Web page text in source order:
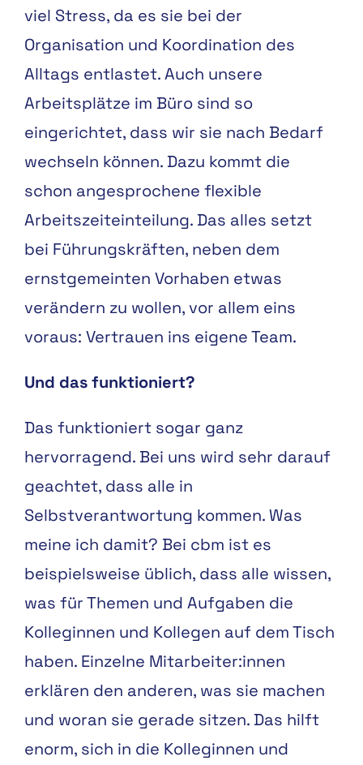
viel Stress, da es sie bei der
Organisation und Koordination des
Alltags entlastet. Auch unsere
Arbeitsplätze im Büro sind so
eingerichtet, dass wir sie nach Bedarf
wechseln können. Dazu kommt die
schon angesprochene flexible
Arbeitszeiteinteilung. Das alles setzt
bei Führungskräften, neben dem
ernstgemeinten Vorhaben etwas
verändern zu wollen, vor allem eins
voraus: Vertrauen ins eigene Team.
Und das funktioniert?
Das funktioniert sogar ganz
hervorragend. Bei uns wird sehr darauf
geachtet, dass alle in
Selbstverantwortung kommen. Was
meine ich damit? Bei cbm ist es
beispielsweise üblich, dass alle wissen,
was für Themen und Aufgaben die
Kolleginnen und Kollegen auf dem Tisch
haben. Einzelne Mitarbeiter:innen
erklären den anderen, was sie machen
und woran sie gerade sitzen. Das hilft
enorm, sich in die Kolleginnen und